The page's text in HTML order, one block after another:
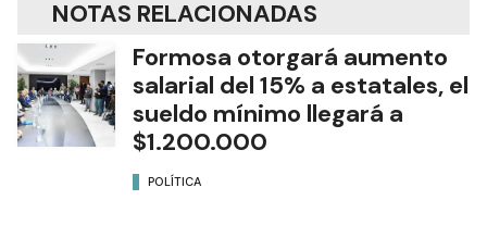
NOTAS RELACIONADAS
Formosa otorgará aumento
salarial del 15% a estatales, el
sueldo mínimo llegará a
$1.200.000
POLÍTICA